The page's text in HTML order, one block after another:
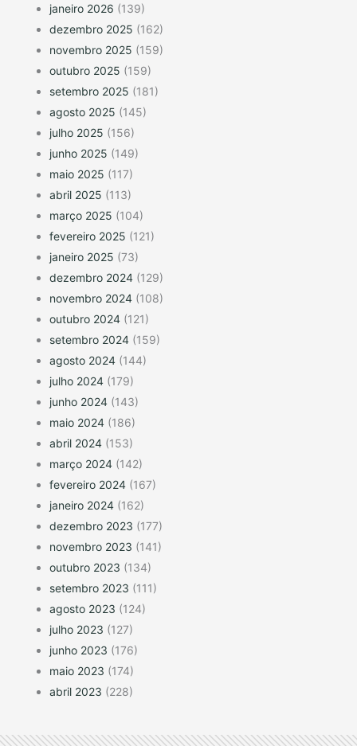
janeiro 2026 (139)
dezembro 2025 (162)
novembro 2025 (159)
outubro 2025 (159)
setembro 2025 (181)
agosto 2025 (145)
julho 2025 (156)
junho 2025 (149)
maio 2025 (117)
abril 2025 (113)
março 2025 (104)
fevereiro 2025 (121)
janeiro 2025 (73)
dezembro 2024 (129)
novembro 2024 (108)
outubro 2024 (121)
setembro 2024 (159)
agosto 2024 (144)
julho 2024 (179)
junho 2024 (143)
maio 2024 (186)
abril 2024 (153)
março 2024 (142)
fevereiro 2024 (167)
janeiro 2024 (162)
dezembro 2023 (177)
novembro 2023 (141)
outubro 2023 (134)
setembro 2023 (111)
agosto 2023 (124)
julho 2023 (127)
junho 2023 (176)
maio 2023 (174)
abril 2023 (228)